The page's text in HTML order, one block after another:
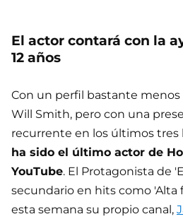
El actor contará con la
12 años
Con un perfil bastante
Will Smith, pero con una
recurrente en los últimos tres
ha sido el último actor de
YouTube. El Protagonista de
secundario en hits como 'Alta
esta semana su propio canal,